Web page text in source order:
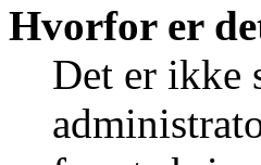
Hvorfor er
Det er ikke